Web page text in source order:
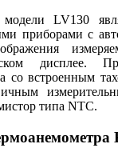
модели LV130
приборами с
дисплее.
со встроенным
типа NTC.